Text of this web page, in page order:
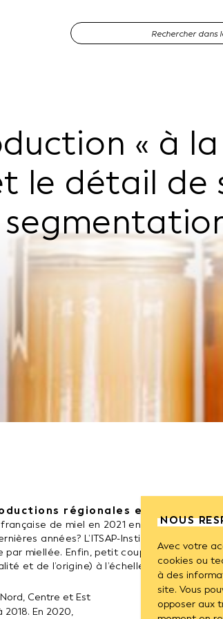
« à
le détail de
régionales et miels sous
de miel en 2021 entre les
années? L’ITSAP-Institut de l’abeille
miellée. Enfin, petit coup de projecteur
et de l’origine) à l’échelle de la
Centre et Est
En 2020,
En poids relatif,
production en
NOUS
Avec votre
cookies ou
à des
site. Vous
opposer aux